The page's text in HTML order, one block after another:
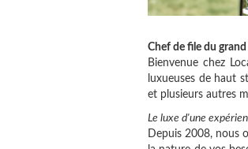
Chef de file du
Bienvenue chez
luxueuses de haut
et plusieurs autres
Le luxe d'une
Depuis 2008, nous